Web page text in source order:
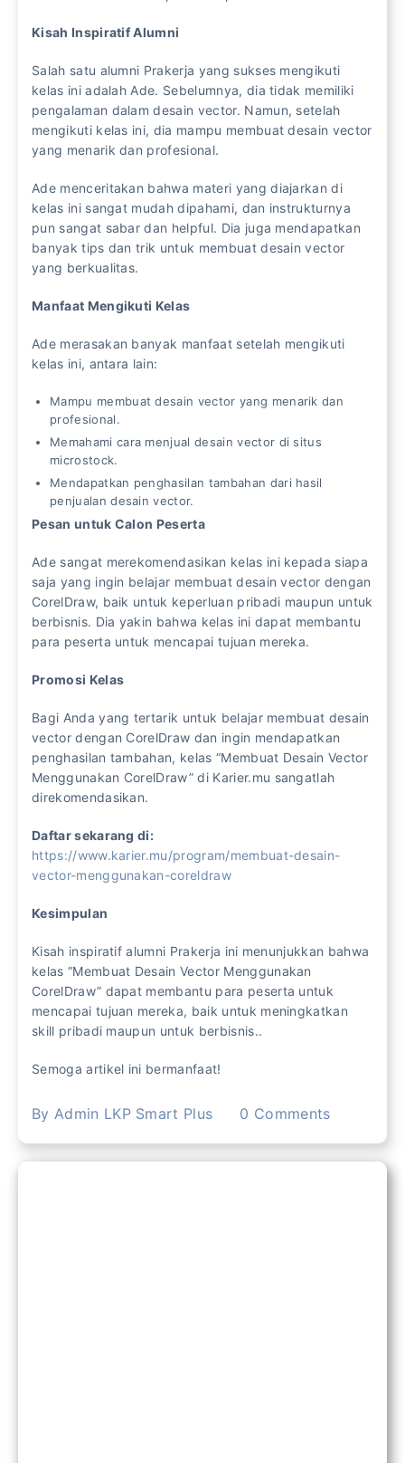
Kisah Inspiratif Alumni
Salah satu alumni Prakerja yang sukses mengikuti
kelas ini adalah Ade. Sebelumnya, dia tidak memiliki
pengalaman dalam desain vector. Namun, setelah
mengikuti kelas ini, dia mampu membuat desain vector
yang menarik dan profesional.
Ade menceritakan bahwa materi yang diajarkan di
kelas ini sangat mudah dipahami, dan instrukturnya
pun sangat sabar dan helpful. Dia juga mendapatkan
banyak tips dan trik untuk membuat desain vector
yang berkualitas.
Manfaat Mengikuti Kelas
Ade merasakan banyak manfaat setelah mengikuti
kelas ini, antara lain:
Mampu membuat desain vector yang menarik dan
profesional.
Memahami cara menjual desain vector di situs
microstock.
Mendapatkan penghasilan tambahan dari hasil
penjualan desain vector.
Pesan untuk Calon Peserta
Ade sangat merekomendasikan kelas ini kepada siapa
saja yang ingin belajar membuat desain vector dengan
CorelDraw, baik untuk keperluan pribadi maupun untuk
berbisnis. Dia yakin bahwa kelas ini dapat membantu
para peserta untuk mencapai tujuan mereka.
Promosi Kelas
Bagi Anda yang tertarik untuk belajar membuat desain
vector dengan CorelDraw dan ingin mendapatkan
penghasilan tambahan, kelas “Membuat Desain Vector
Menggunakan CorelDraw” di Karier.mu sangatlah
direkomendasikan.
Daftar sekarang di:
https://www.karier.mu/program/membuat-desain-
vector-menggunakan-coreldraw
Kesimpulan
Kisah inspiratif alumni Prakerja ini menunjukkan bahwa
kelas “Membuat Desain Vector Menggunakan
CorelDraw” dapat membantu para peserta untuk
mencapai tujuan mereka, baik untuk meningkatkan
skill pribadi maupun untuk berbisnis..
Semoga artikel ini bermanfaat!
By Admin LKP Smart Plus 0 Comments